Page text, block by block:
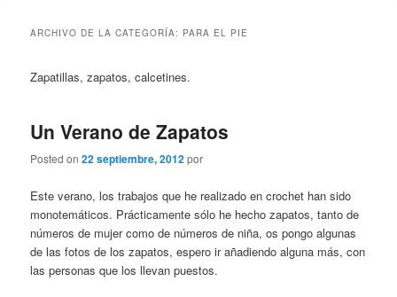
ARCHIVO DE LA CATEGORÍA: PARA EL PIE
Zapatillas, zapatos, calcetines.
Un Verano de Zapatos
Posted on22 septiembre, 2012por
Este verano, los trabajos que he realizado en crochet han sido
monotemáticos. Prácticamente sólo he hecho zapatos, tanto de
números de mujer como de números de niña, os pongo algunas
de las fotos de los zapatos, espero ir añadiendo alguna más, con
las personas que los llevan puestos.